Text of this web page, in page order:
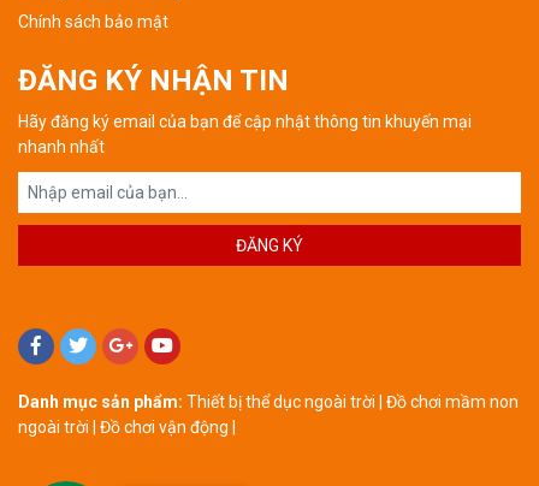
Chính sách bảo mật
ĐĂNG KÝ NHẬN TIN
Hãy đăng ký email của bạn để cập nhật thông tin khuyến mại
nhanh nhất
Danh mục sản phẩm: Thiết bị thể dục ngoài trời
Đồ chơi mầm non
ngoài trời
Đồ chơi vận động